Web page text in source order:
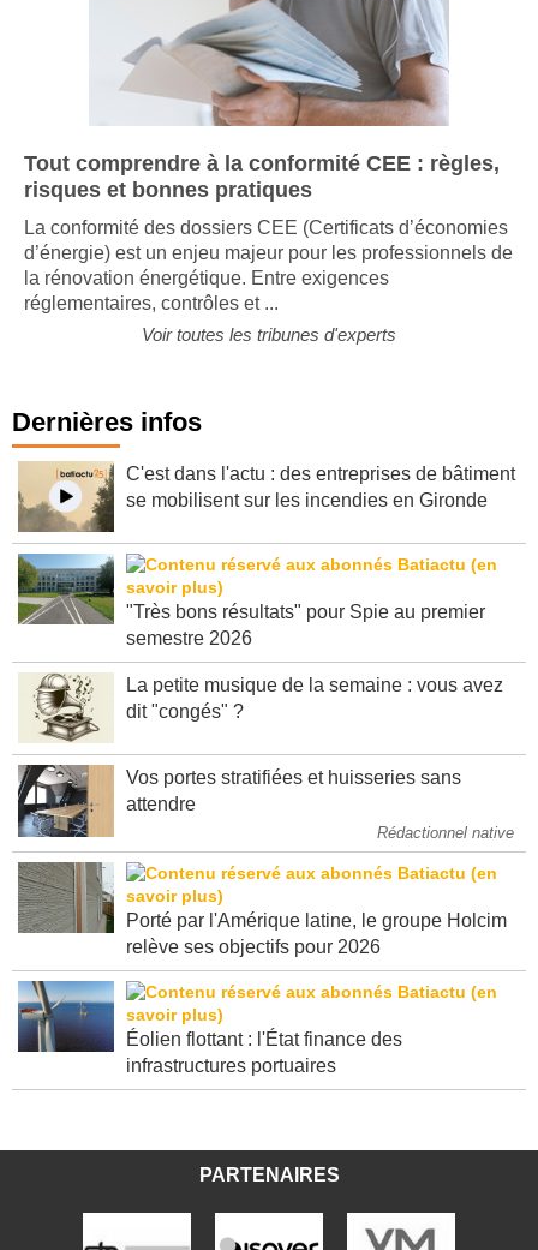
Tout comprendre à la conformité CEE : règles,
risques et bonnes pratiques
La conformité des dossiers CEE (Certificats d’économies
d’énergie) est un enjeu majeur pour les professionnels de
la rénovation énergétique. Entre exigences
Dernières infos
C'est dans l'actu : des entreprises de bâtiment
"Très bons résultats" pour Spie au premier
La petite musique de la semaine : vous avez
Vos portes stratifiées et huisseries sans
Rédactionnel native
Porté par l'Amérique latine, le groupe Holcim
Éolien flottant : l'État finance des